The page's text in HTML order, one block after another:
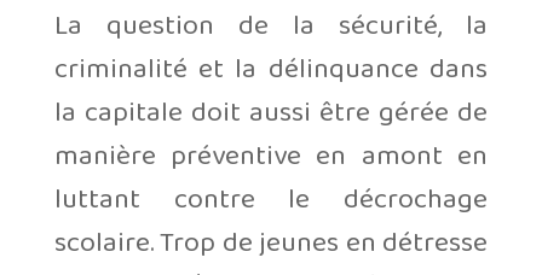
La question de la sécurité, la
criminalité et la délinquance dans
la capitale doit aussi être gérée de
manière préventive en amont en
luttant contre le décrochage
scolaire. Trop de jeunes en détresse